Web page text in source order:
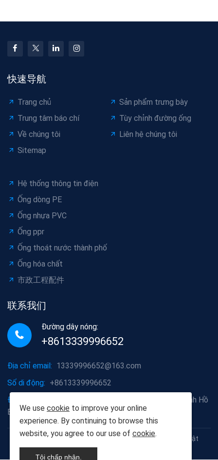
快速导航
Trang chủ
Sản phẩm trưng bày
Trung tâm báo chí
Tùy chỉnh đường ống
Về chúng tôi
Liên hệ chúng tôi
Sitemap
Hệ thống thông tin điện
Ống dòng PE
Ống nhựa PVC
Ống ppr
Ống thoát nước thành phố
Ống hóa chất
市政工程配件
联系我们
Đường dây nóng:
+8613339996652
Địa chỉ email: 13339996652@163.com
Số di động: +8613339996652
Địa chỉ công ty:
Quận Hồng Sơn, thành phố Vũ Hán, tỉnh Hồ
Bắc
Bản quyền © 2012-2025 Công ty trách nhiệm hữu hạn vật
liệu xây dựng Hồ Dương Thụ Vũ Hán
We use cookie to improve your online
experience. By continuing to browse this
website, you agree to our use of cookie.
Tôi chấp nhận.